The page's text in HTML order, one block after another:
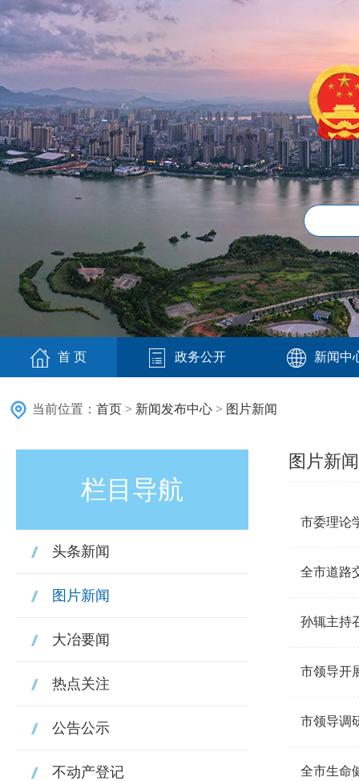
首 页 政务公开 新闻中
当前位置： 首页 > 新闻发布中心 > 图片新闻
栏目导航
头条新闻
图片新闻
大冶要闻
热点关注
公告公示
不动产登记
图片新闻
市委理论
全市道路
孙辄主持
市领导开
市领导调
全市生命